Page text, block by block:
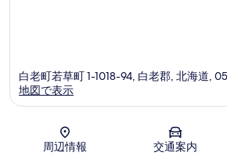
地図
白老町若草町 1-1018-94, 白老郡, 北海道,
地図で表示
周辺情報 交通案内